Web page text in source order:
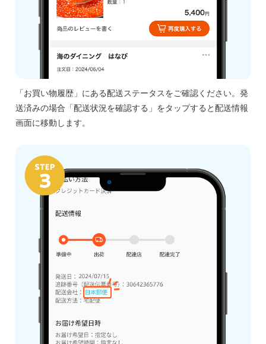
「お買い物履歴」にある配送ステータスをご確認ください。発
送済みの場合「配送状況を確認する」をタップすると配送情報
画面に移動します。